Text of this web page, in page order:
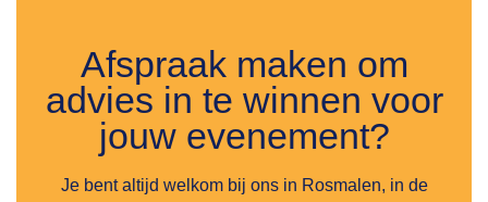
Afspraak maken om
advies in te winnen voor
jouw evenement?
Je bent altijd welkom bij ons in Rosmalen, in de